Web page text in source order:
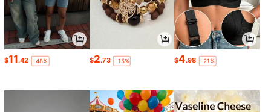
$11.42 -48% $2.73 -15% $4.98 -21%